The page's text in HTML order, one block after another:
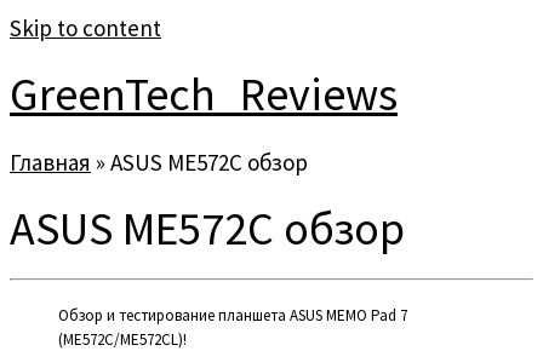
Skip to content
GreenTech_Reviews
Главная » ASUS ME572C обзор
ASUS ME572C обзор
Обзор и тестирование планшета ASUS MEMO Pad 7
(ME572C/ME572CL)!